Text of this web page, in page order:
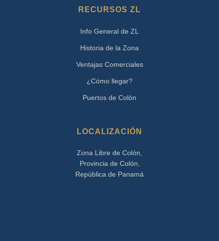
RECURSOS ZL
Info General de ZL
Historia de la Zona
Ventajas Comerciales
¿Cómo llegar?
Puertos de Colón
LOCALIZACIÓN
Zona Libre de Colón,
Provincia de Colón,
República de Panamá